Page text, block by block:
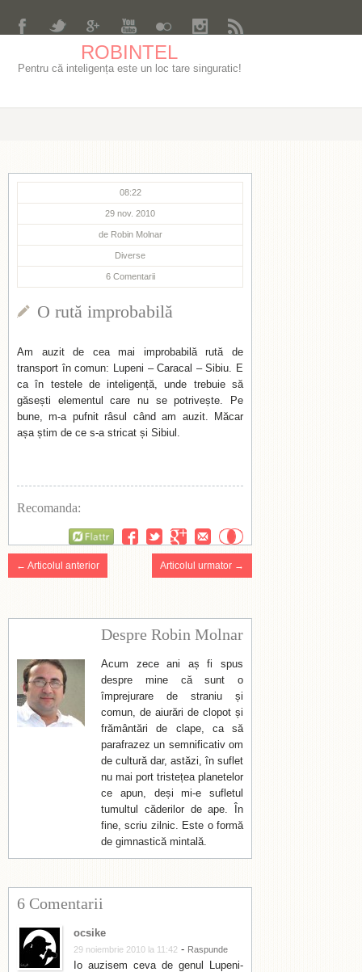
ROBINTEL
Pentru că inteligența este un loc tare singuratic!
08:22
29 nov. 2010
de Robin Molnar
Diverse
6 Comentarii
O rută improbabilă
Am auzit de cea mai improbabilă rută de
transport în comun: Lupeni – Caracal – Sibiu. E
ca în testele de inteligență, unde trebuie să
găsești elementul care nu se potrivește. Pe
bune, m-a pufnit râsul când am auzit. Măcar
așa știm de ce s-a stricat și Sibiul.
Recomanda:
← Articolul anterior Articolul urmator →
Despre Robin Molnar
Acum zece ani aș fi spus
despre mine că sunt o
împrejurare de straniu și
comun, de aiurări de clopot și
frământări de clape, ca să
parafrazez un semnificativ om
de cultură dar, astăzi, în suflet
nu mai port tristețea planetelor
ce apun, deși mi-e sufletul
tumultul căderilor de ape. În
fine, scriu zilnic. Este o formă
de gimnastică mintală.
6 Comentarii
ocsike
29 noiembrie 2010 la 11:42 - Raspunde
Io auzisem ceva de genul Lupeni-